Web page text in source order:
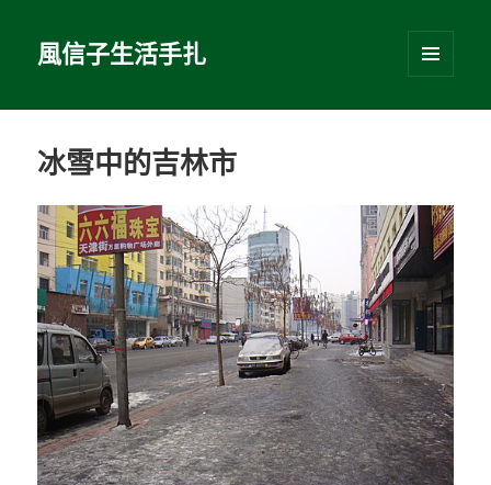
風信子生活手扎
小工具
冰雪中的吉林市